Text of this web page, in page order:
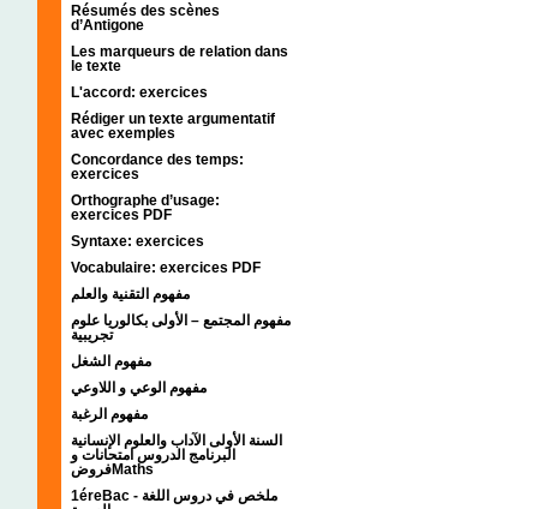
Résumés des scènes
d’Antigone
Les marqueurs de relation dans
le texte
L'accord: exercices
Rédiger un texte argumentatif
avec exemples
Concordance des temps:
exercices
Orthographe d’usage:
exercices PDF
Syntaxe: exercices
Vocabulaire: exercices PDF
مفهوم التقنية والعلم
مفهوم المجتمع – الأولى بكالوريا علوم
تجريبية
مفهوم الشغل
مفهوم الوعي و اللاوعي
مفهوم الرغبة
السنة الأولى الآداب والعلوم الإنسانية
البرنامج الدروس امتحانات و
فروضMaths
1éreBac - ملخص في دروس اللغة